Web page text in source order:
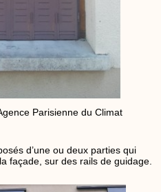
Parisienne du Climat
d’une ou deux parties qui
façade, sur des rails de guidage.